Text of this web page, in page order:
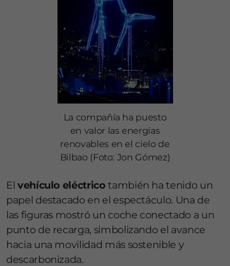
La compañía ha puesto
en valor las energías
renovables en el cielo de
Bilbao (Foto: Jon Gómez)
El vehículo eléctrico también ha tenido un
papel destacado en el espectáculo. Una de
las figuras mostró un coche conectado a un
punto de recarga, simbolizando el avance
hacia una movilidad más sostenible y
descarbonizada.